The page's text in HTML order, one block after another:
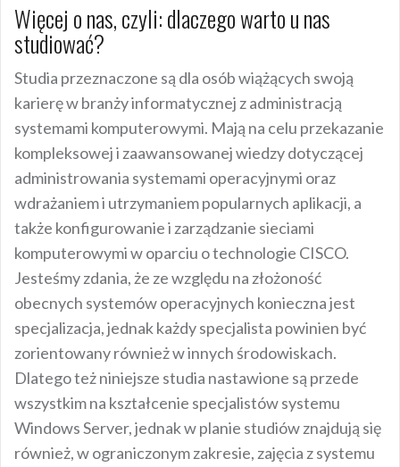
Więcej o nas, czyli: dlaczego warto u nas
studiować?
Studia przeznaczone są dla osób wiążących swoją
karierę w branży informatycznej z administracją
systemami komputerowymi. Mają na celu przekazanie
kompleksowej i zaawansowanej wiedzy dotyczącej
administrowania systemami operacyjnymi oraz
wdrażaniem i utrzymaniem popularnych aplikacji, a
także konfigurowanie i zarządzanie sieciami
komputerowymi w oparciu o technologie CISCO.
Jesteśmy zdania, że ze względu na złożoność
obecnych systemów operacyjnych konieczna jest
specjalizacja, jednak każdy specjalista powinien być
zorientowany również w innych środowiskach.
Dlatego też niniejsze studia nastawione są przede
wszystkim na kształcenie specjalistów systemu
Windows Server, jednak w planie studiów znajdują się
również, w ograniczonym zakresie, zajęcia z systemu